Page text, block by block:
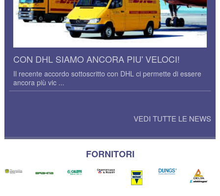
CON DHL SIAMO ANCORA PIU' VELOCI!
Il recente accordo sottoscritto con DHL ci permette di essere
ancora più vic ...
VEDI TUTTE LE NEWS
FORNITORI